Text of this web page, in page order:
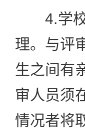
4.学校
理。与评
生之间有
审人员须
情况者将